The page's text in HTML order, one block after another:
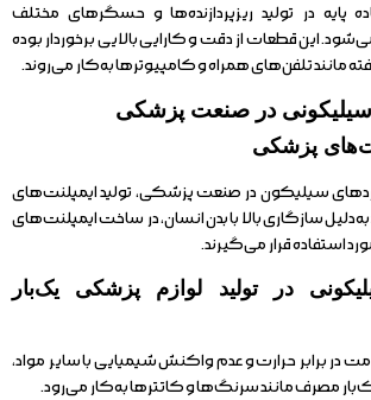
پایه در تولید ریزپردازنده‌ها و حسگرهای مختلف
این قطعات از دقت و کارایی بالایی برخوردار بوده
مانند تلفن‌های همراه و کامپیوترها به‌کار می‌روند.
در صنعت پزشکی
پزشکی
سیلیکون در صنعت پزشکی، تولید ایمپلنت‌های
سازگاری بالا با بدن انسان، در ساخت ایمپلنت‌های
استفاده قرار می‌گیرند.
در تولید لوازم پزشکی یک‌بار
در برابر حرارت و عدم واکنش شیمیایی با سایر مواد،
مصرف مانند سرنگ‌ها و کاتترها به‌کار می‌رود.